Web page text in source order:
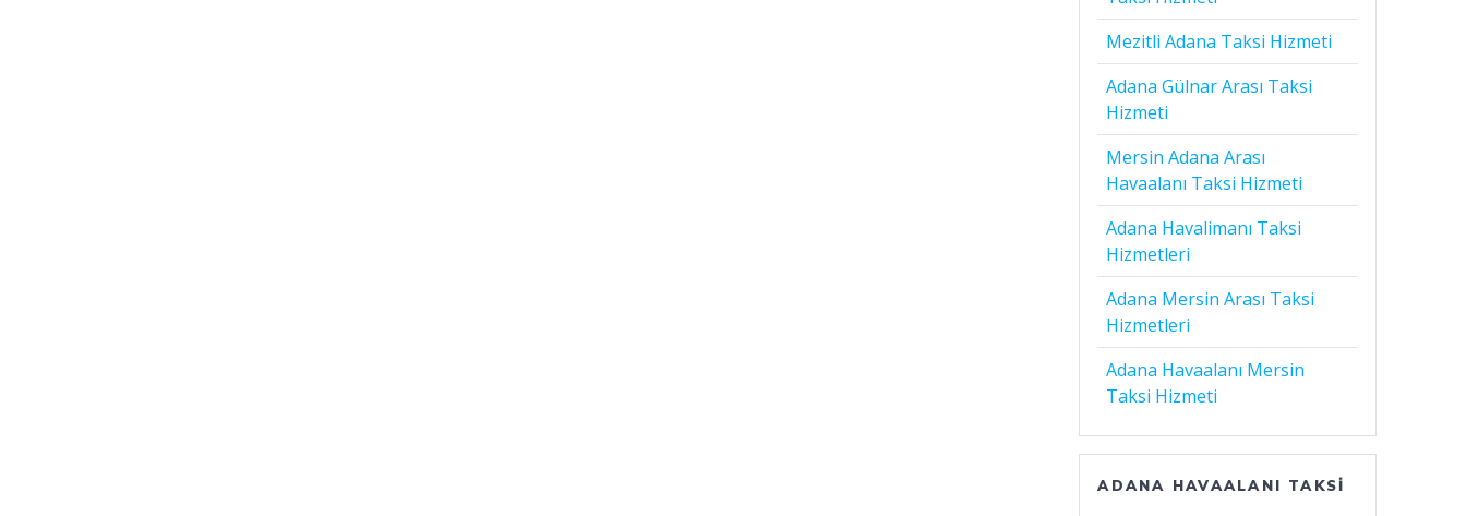
Mezitli Adana Taksi Hizmeti
Adana Gülnar Arası Taksi
Hizmeti
Mersin Adana Arası
Havaalanı Taksi Hizmeti
Adana Havalimanı Taksi
Hizmetleri
Adana Mersin Arası Taksi
Hizmetleri
Adana Havaalanı Mersin
Taksi Hizmeti
ADANA HAVAALANI TAKSI